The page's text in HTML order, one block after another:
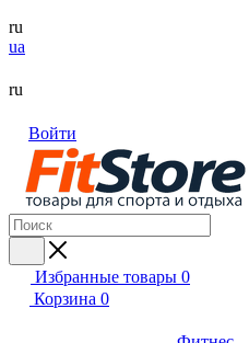
ru
ua
ru
Войти
Избранные товары 0
Корзина 0